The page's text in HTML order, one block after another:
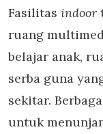
Fasilitas indoor
ruang
belajar anak,
serba guna
sekitar.
untuk